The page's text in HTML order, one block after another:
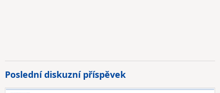
Poslední diskuzní příspěvek